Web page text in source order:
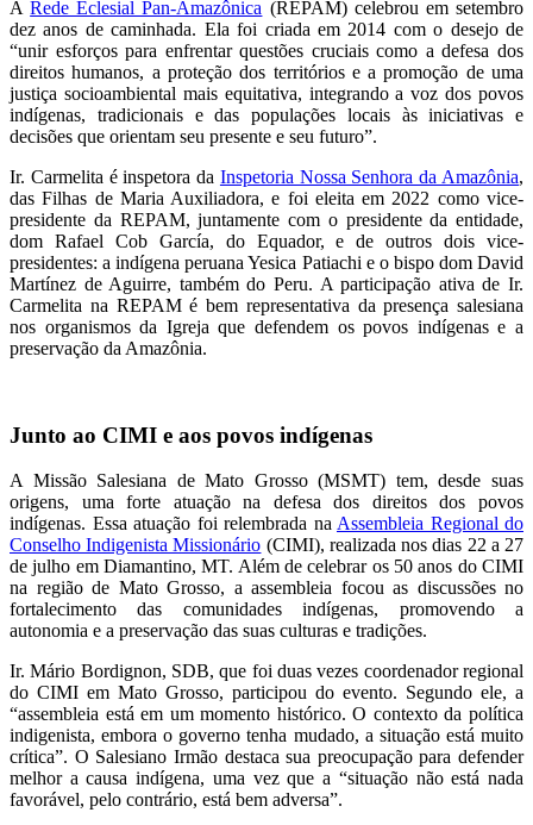
ARede Eclesial Pan-Amazônica (REPAM) celebrou em setembro
dez anos de caminhada. Ela foi criada em 2014 com o desejo de
“unir esforços para enfrentar questões cruciais como a defesa dos
direitos humanos, a proteção dos territórios e a promoção de uma
justiça socioambiental mais equitativa, integrando a voz dos povos
indígenas, tradicionais e das populações locais às iniciativas e
decisões que orientam seu presente e seu futuro”.
Ir. Carmelita é inspetora da Inspetoria Nossa Senhora da Amazônia,
das Filhas de Maria Auxiliadora, e foi eleita em 2022 como vice-
presidente da REPAM, juntamente com o presidente da entidade,
dom Rafael Cob García, do Equador, e de outros dois vice-
presidentes: a indígena peruana Yesica Patiachi e o bispo dom David
Martínez de Aguirre, também do Peru. A participação ativa de Ir.
Carmelita na REPAM é bem representativa da presença salesiana
nos organismos da Igreja que defendem os povos indígenas e a
preservação da Amazônia.
Junto ao CIMI e aos povos indígenas
A Missão Salesiana de Mato Grosso (MSMT) tem, desde suas
origens, uma forte atuação na defesa dos direitos dos povos
indígenas. Essa atuação foi relembrada na Assembleia Regional do
Conselho Indigenista Missionário (CIMI), realizada nos dias 22 a 27
de julho em Diamantino, MT. Além de celebrar os 50 anos do CIMI
na região de Mato Grosso, a assembleia focou as discussões no
fortalecimento das comunidades indígenas, promovendo a
autonomia e a preservação das suas culturas e tradições.
Ir. Mário Bordignon, SDB, que foi duas vezes coordenador regional
do CIMI em Mato Grosso, participou do evento. Segundo ele, a
“assembleia está em um momento histórico. O contexto da política
indigenista, embora o governo tenha mudado, a situação está muito
crítica”. O Salesiano Irmão destaca sua preocupação para defender
melhor a causa indígena, uma vez que a “situação não está nada
favorável, pelo contrário, está bem adversa”.